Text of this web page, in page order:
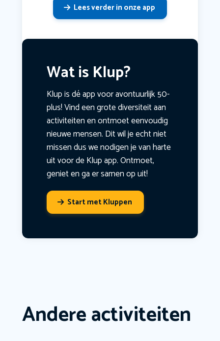
Lees verder in onze app
Wat is Klup?
Klup is dé app voor avontuurlijk 50-
plus! Vind een grote diversiteit aan
activiteiten en ontmoet eenvoudig
nieuwe mensen. Dit wil je echt niet
missen dus we nodigen je van harte
uit voor de Klup app. Ontmoet,
geniet en ga er samen op uit!
Start met Kluppen
Andere activiteiten